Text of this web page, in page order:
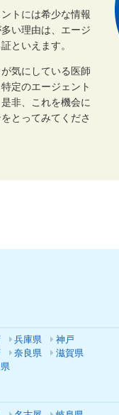
トには希少な情報
い理由は、エージ
といえます。
気にしている医師
定のエージェント
非、これを機会に
とってみてくださ
兵庫県
神戸
奈良県
滋賀県